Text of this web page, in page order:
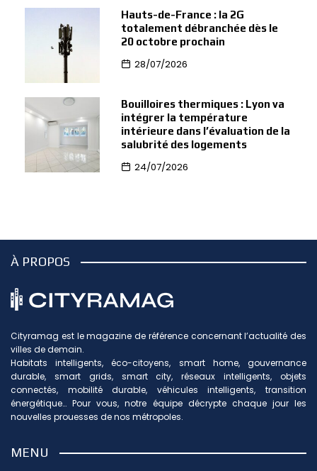
Hauts-de-France : la 2G
totalement débranchée dès le
20 octobre prochain
28/07/2026
Bouilloires thermiques : Lyon va
intégrer la température
intérieure dans l’évaluation de la
salubrité des logements
24/07/2026
À PROPOS
Cityramag est le magazine de référence concernant l’actualité des
villes de demain.
Habitats intelligents, éco-citoyens, smart home, gouvernance
durable, smart grids, smart city, réseaux intelligents, objets
connectés, mobilité durable, véhicules intelligents, transition
énergétique… Pour vous, notre équipe décrypte chaque jour les
nouvelles prouesses de nos métropoles.
MENU